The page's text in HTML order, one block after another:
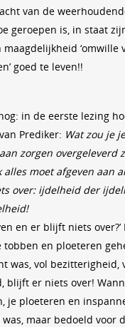
van de
geroepen is, in staat
maagdelijkheid ‘omwille
goed te leven!!
in de eerste lezing
Prediker: Wat zou je
zorgen overgeleverd
moet afgeven aan
over: ijdelheid der
en er blijft niets
tobben en ploeteren
was, vol bezitterigheid,
blijft er niets over!
je ploeteren en
maar bedoeld voor